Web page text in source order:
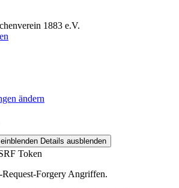
1883 e.V.
ändern
Details ausblenden
Token
Forgery Angriffen.